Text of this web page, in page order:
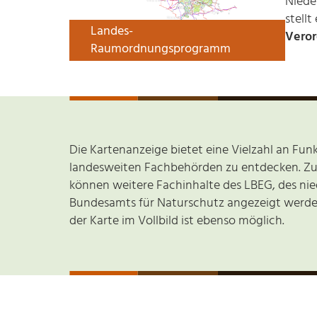
Landes-
Raumordnungsprogramm
stellt
Die Kartenanzeige bietet eine Vielzahl an
landesweiten Fachbehörden zu entdecken.
können weitere Fachinhalte des LBEG, des
Bundesamts für Naturschutz angezeigt
der Karte im Vollbild ist ebenso möglich.